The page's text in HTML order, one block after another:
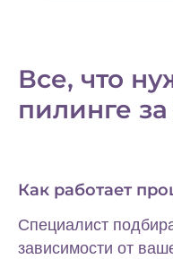
Все, что
пилинге
Как работает
Специалист
зависимости от